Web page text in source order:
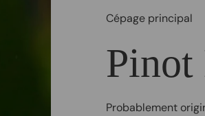
Cépage principal
Probablement